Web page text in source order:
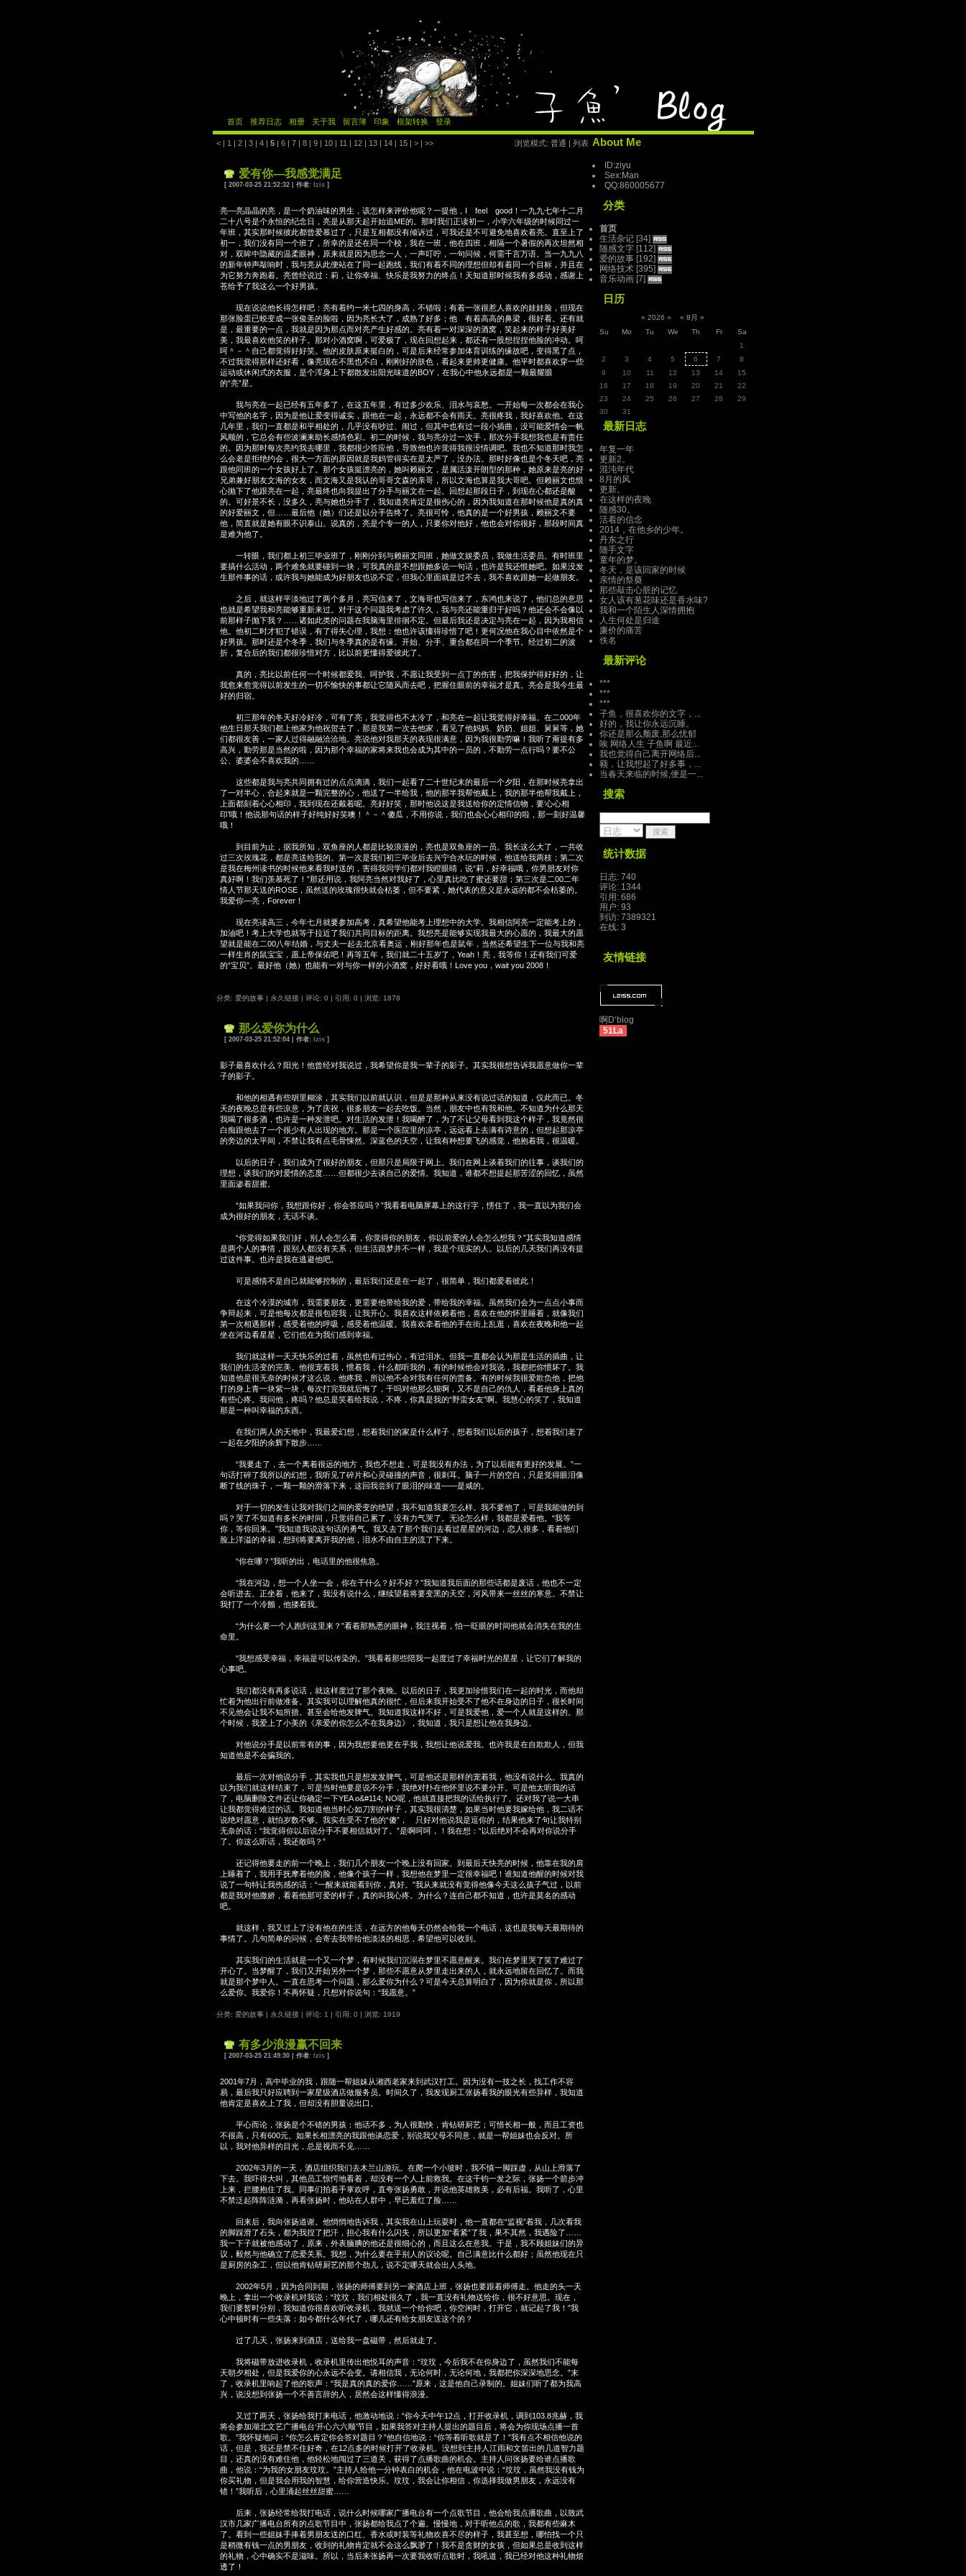
首页 推荐日志 相册 关于我 留言簿 印象 框架转换 登录
浏览模式: 普通 | 列表
< | 1 | 2 | 3 | 4 | 5| 6 | 7 | 8 | 9 | 10 | 11 | 12 | 13 | 14 | 15 | > | >>
爱有你—我感觉满足
[ 2007-03-25 21:52:32 | 作者: lzis]
亮—亮晶晶的亮，是一个奶油味的男生，该怎样来评价他呢？一提他，I feel good！一九九七年十二月
二十八号是个永恒的纪念日，亮是从那天起开始追ME的。那时我们正读初一，小学六年级的时候同过一
年班，其实那时候彼此都曾爱慕过了，只是互相都没有倾诉过，可我还是不可避免地喜欢着亮。直至上了
初一，我们没有同一个班了，所幸的是还在同一个校，我在一班，他在四班，相隔一个暑假的再次坦然相
对，双眸中隐藏的温柔眼神，原来就是因为思念一人，一声叮咛，一句问候，何需千言万语。当一九九八
的新年钟声敲响时，我与亮从此便站在了同一起跑线，我们有着不同的理想但却有着同一个目标，并且在
为它努力奔跑着。亮曾经说过：莉，让你幸福、快乐是我努力的终点！天知道那时候我有多感动，感谢上
苍给予了我这么一个好男孩。
现在说说他长得怎样吧：亮有着约一米七四的身高，不错啦；有着一张很惹人喜欢的娃娃脸，但现在
那张脸蛋已蜕变成一张俊美的脸啦，因为亮长大了，成熟了好多；他 有着高高的鼻梁，很好看。还有就
是，最重要的一点，我就是因为那点而对亮产生好感的。亮有着一对深深的酒窝，笑起来的样子好美好
美，我最喜欢他笑的样子。那对小酒窝啊，可爱极了，现在回想起来，都还有一股想捏捏他脸的冲动。呵
呵＾－＾自己都觉得好好笑。他的皮肤原来挺白的，可是后来经常参加体育训练的缘故吧，变得黑了点，
不过我觉得那样还好看，像亮现在不黑也不白，刚刚好的肤色，看起来更帅更健康。他平时都喜欢穿一些
运动或休闲式的衣服，是个浑身上下都散发出阳光味道的BOY，在我心中他永远都是一颗最耀眼
的“亮”星。
我与亮在一起已经有五年多了，在这五年里，有过多少欢乐、泪水与哀愁。一开始每一次都会在我心
中写他的名字，因为是他让爱变得诚实，跟他在一起，永远都不会有雨天。亮很疼我，我好喜欢他。在这
几年里，我们一直都是和平相处的，几乎没有吵过、闹过，但其中也有过一段小插曲，没可能爱情会一帆
风顺的，它总会有些波澜来助长感情色彩。初二的时候，我与亮分过一次手，那次分手我想我也是有责任
的。因为那时每次亮约我去哪里，我都很少答应他，导致他也许觉得我很没情调吧。我也不知道那时我怎
么会老是拒绝约会，很大一方面的原因就是我妈管得实在是太严了，没办法。那时好像也是个冬天吧，亮
跟他同班的一个女孩好上了。那个女孩挺漂亮的，她叫赖丽文，是属活泼开朗型的那种，她原来是亮的好
兄弟兼好朋友文海的女友，而文海又是我认的哥哥文森的亲哥，所以文海也算是我大哥吧。但赖丽文也恨
心抛下了他跟亮在一起，亮最终也向我提出了分手与丽文在一起。回想起那段日子，到现在心都还是酸
的。可好景不长，没多久，亮与她也分手了，我知道亮肯定是很伤心的，因为我知道在那时候他是真的真
的好爱丽文，但……最后他（她）们还是以分手告终了。亮很可怜，他真的是一个好男孩，赖丽文不要
他，简直就是她有眼不识泰山。说真的，亮是个专一的人，只要你对他好，他也会对你很好，那段时间真
是难为他了。
一转眼，我们都上初三毕业班了，刚刚分到与赖丽文同班，她做文娱委员，我做生活委员。有时班里
要搞什么活动，两个难免就要碰到一块，可我真的是不想跟她多说一句话，也许是我还恨她吧。如果没发
生那件事的话，或许我与她能成为好朋友也说不定，但我心里面就是过不去，我不喜欢跟她一起做朋友。
之后，就这样平淡地过了两个多月，亮写信来了，文海哥也写信来了，东鸿也来说了，他们总的意思
也就是希望我和亮能够重新来过。对于这个问题我考虑了许久，我与亮还能重归于好吗？他还会不会像以
前那样子抛下我？……诸如此类的问题在我脑海里徘徊不定。但最后我还是决定与亮在一起，因为我相信
他。他初二时才犯了错误，有了得失心理，我想：他也许该懂得珍惜了吧！更何况他在我心目中依然是个
好男孩。那时还是个冬季，我们与冬季真的是有缘。开始、分手、重合都在同一个季节。经过初二的波
折，复合后的我们都很珍惜对方，比以前更懂得爱彼此了。
真的，亮比以前任何一个时候都爱我、呵护我，不愿让我受到一点丁的伤害，把我保护得好好的，让
我愈来愈觉得以前发生的一切不愉快的事都让它随风而去吧，把握住眼前的幸福才是真。亮会是我今生最
好的归宿。
初三那年的冬天好冷好冷，可有了亮，我觉得也不太冷了，和亮在一起让我觉得好幸福。在二000年
他生日那天我们都上他家为他祝贺去了，那是我第一次去他家，看见了他妈妈、奶奶、姐姐、舅舅等，她
们都很友善，一家人过得融融洽洽地。亮说他对我那天的表现很满意，因为我很勤劳嘛！我听了甭提有多
高兴，勤劳那是当然的啦，因为那个幸福的家将来我也会成为其中的一员的，不勤劳一点行吗？要不公
公、婆婆会不喜欢我的……
这些都是我与亮共同拥有过的点点滴滴，我们一起看了二十世纪末的最后一个夕阳，在那时候亮拿出
了一对半心，合起来就是一颗完整的心，他送了一半给我，他的那半我帮他戴上，我的那半他帮我戴上，
上面都刻着心心相印，我到现在还戴着呢。亮好好笑，那时他说这是我送给你的定情信物，要‘心心相
印’哦！他说那句话的样子好纯好好笑噢！＾－＾傻瓜，不用你说，我们也会心心相印的啦，那一刻好温馨
哦！
到目前为止，据我所知，双鱼座的人都是比较浪漫的，亮也是双鱼座的一员。我长这么大了，一共收
过三次玫瑰花，都是亮送给我的。第一次是我们初三毕业后去兴宁合水玩的时候，他送给我两枝；第二次
是我在梅州读书的时候他来看我时送的，害得我同学们都对我瞪眼睛，说“莉，好幸福哦，你男朋友对你
真好啊！我们羡慕死了！”那还用说，我阿亮当然对我好了，心里真比吃了蜜还要甜；第三次是二00二年
情人节那天送的ROSE，虽然送的玫瑰很快就会枯萎，但不要紧，她代表的意义是永远的都不会枯萎的。
我爱你—亮，Forever！
现在亮读高三，今年七月就要参加高考，真希望他能考上理想中的大学。我相信阿亮一定能考上的，
加油吧！考上大学也就等于拉近了我们共同目标的距离。我想亮是能够实现我最大的心愿的，我最大的愿
望就是能在二00八年结婚，与丈夫一起去北京看奥运，刚好那年也是鼠年，当然还希望生下一位与我和亮
一样生肖的鼠宝宝，愿上帝保佑吧！再等五年，我们就二十五岁了，Yeah！亮，我等你！还有我们可爱
的“宝贝”。最好他（她）也能有一对与你一样的小酒窝，好好看哦！Love you，wait you 2008！
分类: 爱的故事| 永久链接| 评论: 0| 引用: 0| 浏览: 1878
那么爱你为什么
[ 2007-03-25 21:52:04 | 作者: lzis]
影子最喜欢什么？阳光！他曾经对我说过，我希望你是我一辈子的影子。其实我很想告诉我愿意做你一辈
子的影子。
和他的相遇有些胡里糊涂，其实我们以前就认识，但是是那种从来没有说过话的知道，仅此而已。冬
天的夜晚总是有些凉意，为了庆祝，很多朋友一起去吃饭。当然，朋友中也有我和他。不知道为什么那天
我喝了很多酒，也许是一种发泄吧。对生活的发泄！我喝醉了，为了不让父母看到我这个样子，我竟然很
白痴跟他去了一个很少有人出现的地方。那是一个医院里的凉亭，远远看上去满有诗意的，但想起那凉亭
的旁边的太平间，不禁让我有点毛骨悚然。深蓝色的天空，让我有种想要飞的感觉，他抱着我，很温暖。
以后的日子，我们成为了很好的朋友，但那只是局限于网上。我们在网上谈着我们的往事，谈我们的
理想，谈我们的对爱情的态度……但都很少去谈自己的爱情。我知道，谁都不想提起那苦涩的回忆，虽然
里面渗着甜蜜。
“如果我问你，我想跟你好，你会答应吗？”我看着电脑屏幕上的这行字，愣住了，我一直以为我们会
成为很好的朋友，无话不谈。
“你觉得如果我们好，别人会怎么看，你觉得你的朋友，你以前爱的人会怎么想我？”其实我知道感情
是两个人的事情，跟别人都没有关系，但生活跟梦并不一样，我是个现实的人。以后的几天我们再没有提
过这件事。也许是我在逃避他吧。
可是感情不是自己就能够控制的，最后我们还是在一起了，很简单，我们都爱着彼此！
在这个冷漠的城市，我需要朋友，更需要他带给我的爱，带给我的幸福。虽然我们会为一点点小事而
争辩起来，可是他每次都是很包容我，让我开心。我喜欢这样依赖着他，喜欢在他的怀里睡着，就像我们
第一次相遇那样，感受着他的呼吸，感受着他温暖。我喜欢牵着他的手在街上乱逛，喜欢在夜晚和他一起
坐在河边看星星，它们也在为我们感到幸福。
我们就这样一天天快乐的过着，虽然也有过伤心，有过泪水。但我一直都会认为那是生活的插曲，让
我们的生活变的完美。他很宠着我，惯着我，什么都听我的，有的时候他会对我说，我都把你惯坏了。我
知道他是很无奈的时候才这么说，他疼我，所以他不会对我有任何的责备。有的时候我很爱欺负他，把他
打的身上青一块紫一块，每次打完我就后悔了，干吗对他那么狠啊，又不是自己的仇人，看着他身上真的
有些心疼。我问他，疼吗？他总是笑着给我说，不疼，你真是我的“野蛮女友”啊。我慧心的笑了，我知道
那是一种叫幸福的东西。
在我们两人的天地中，我最爱幻想，想着我们的家是什么样子，想着我们以后的孩子，想着我们老了
一起在夕阳的余辉下散步……
“我要走了，去一个离着很远的地方，我也不想走，可是我没有办法，为了以后能有更好的发展。”一
句话打碎了我所以的幻想，我听见了碎片和心灵碰撞的声音，很刺耳。脑子一片的空白，只是觉得眼泪像
断了线的珠子，一颗一颗的滑落下来，这回我尝到了眼泪的味道——是咸的。
对于一切的发生让我对我们之间的爱变的绝望，我不知道我要怎么样。我不要他了，可是我能做的到
吗？哭了不知道有多长的时间，只觉得自己累了，没有力气哭了。无论怎么样，我都是爱着他。“我等
你，等你回来。”我知道我说这句话的勇气。我又去了那个我们去看过星星的河边，恋人很多，看着他们
脸上洋溢的幸福，想到将要离开我的他，泪水不由自主的流了下来。
“你在哪？”我听的出，电话里的他很焦急。
“我在河边，想一个人坐一会，你在干什么？好不好？”我知道我后面的那些话都是废话，他也不一定
会听进去。正坐着，他来了，我没有说什么，继续望着将要变黑的天空，河风带来一丝丝的寒意。不禁让
我打了一个冷颤，他搂着我。
“为什么要一个人跑到这里来？”看着那熟悉的眼神，我注视着，怕一眨眼的时间他就会消失在我的生
命里。
“我想感受幸福，幸福是可以传染的。”我看着那些陪我一起度过了幸福时光的星星，让它们了解我的
心事吧。
我们都没有再多说话，就这样度过了那个夜晚。以后的日子，我更加珍惜我们在一起的时光，而他却
忙着为他出行前做准备。其实我可以理解他真的很忙，但后来我开始受不了他不在身边的日子，很长时间
不见他会让我不知所措。甚至会给他发脾气。我知道我这样不好，可是我爱他，爱一个人就是这样的。那
个时候，我爱上了小美的《亲爱的你怎么不在我身边》，我知道，我只是想让他在我身边。
对他说分手是以前常有的事，因为我想要他更在乎我，我想让他说爱我。也许我是在自欺欺人，但我
知道他是不会骗我的。
最后一次对他说分手，其实我也只是想发发脾气，可是他还是那样的宠着我，他没有说什么。我真的
以为我们就这样结束了，可是当时他要是说不分手，我绝对扑在他怀里说不要分开。可是他太听我的话
了，电脑删除文件还让你确定一下YEA o&#114; NO呢，他就直接把我的话给执行了。还对我了说一大串
让我都觉得难过的话。我知道他当时心如刀割的样子，其实我很清楚，如果当时他要我嫁给他，我二话不
说绝对愿意，就怕岁数不够。我实在受不了他的“傻”， 只好对他说我是逗你的，结果他来了句让我特别
无奈的话：“我觉得你以后说分手不要相信就对了。”是啊呵呵，！我在想：“以后绝对不会再对你说分手
了。你这么听话，我还敢吗？”
还记得他要走的前一个晚上，我们几个朋友一个晚上没有回家。到最后天快亮的时候，他靠在我的肩
上睡着了，我用手抚摩着他的脸，他像个孩子一样，我想他在梦里一定很幸福吧！谁知道他醒的时候对我
说了一句特让我伤感的话：“一醒来就能看到你，真好。”我从来就没有觉得他像今天这么孩子气过，以前
都是我对他撒娇，看着他那可爱的样子，真的叫我心疼。为什么？连自己都不知道，也许是莫名的感动
吧。
就这样，我又过上了没有他在的生活，在远方的他每天仍然会给我一个电话，这也是我每天最期待的
事情了。几句简单的问候，会寄去我带给他淡淡的相思，希望他可以收到。
其实我们的生活就是一个又一个梦，有时候我们沉溺在梦里不愿意醒来。我们在梦里哭了笑了难过了
开心了。当梦醒了，我们又开始另外一个梦，那些不愿意从梦里走出来的人，就永远地留在回忆了。而我
就是那个梦中人。一直在思考一个问题，那么爱你为什么？可是今天总算明白了，因为你就是你，所以那
么爱你。我爱你！不再怀疑，只想对你说句：“我愿意。”
分类: 爱的故事| 永久链接| 评论: 1 | 引用: 0| 浏览: 1919
有多少浪漫赢不回来
[ 2007-03-25 21:49:30 | 作者: lzis]
2001年7月，高中毕业的我，跟随一帮姐妹从湘西老家来到武汉打工。因为没有一技之长，找工作不容
易，最后我只好应聘到一家星级酒店做服务员。时间久了，我发现厨工张扬看我的眼光有些异样，我知道
他肯定是喜欢上了我，但却没有胆量说出口。
平心而论，张扬是个不错的男孩：他话不多，为人很勤快，肯钻研厨艺；可惜长相一般，而且工资也
不很高，只有600元。如果长相漂亮的我跟他谈恋爱，别说我父母不同意，就是一帮姐妹也会反对。所
以，我对他异样的目光，总是视而不见……
2002年3月的一天，酒店组织我们去木兰山游玩。在爬一个小坡时，我不慎一脚踩虚，从山上滑落了
下去。我吓得大叫，其他员工惊愕地看着，却没有一个人上前救我。在这千钧一发之际，张扬一个箭步冲
上来，拦腰抱住了我。同事们拍着手掌欢呼，直夸张扬勇敢，并说他英雄救美，必有后福。我听了，心里
不禁泛起阵阵涟漪，再看张扬时，他站在人群中，早已羞红了脸……
回来后，我向张扬道谢。他悄悄地告诉我，其实我在山上玩耍时，他一直都在“监视”着我，几次看我
的脚踩滑了石头，都为我捏了把汗，担心我有什么闪失，所以更加“看紧”了我，果不其然，我遇险了……
我一下子就被他感动了，原来，外表腼腆的他还是很细心的，而且这么在意我。于是，我不顾姐妹们的异
议，毅然与他确立了恋爱关系。我想，为什么要在乎别人的议论呢。自己满意比什么都好；虽然他现在只
是厨房的杂工，但以他肯钻研厨艺的那个劲儿，说不定哪天就会出人头地。
2002年5月，因为合同到期，张扬的师傅要到另一家酒店上班，张扬也要跟着师傅走。他走的头一天
晚上，拿出一个收录机对我说：“玟玟，我们相处很久了，我一直没有礼物送给你，很不好意思。现在，
我们要暂时分别，我知道你很喜欢听收录机，我就送一个给你吧，你空闲时，打开它，就记起了我！”我
心中顿时有一些失落：如今都什么年代了，哪儿还有给女朋友送这个的？
过了几天，张扬来到酒店，送给我一盘磁带，然后就走了。
我将磁带放进收录机，收录机里传出他悦耳的声音：“玟玟，今后我不在你身边了，虽然我们不能每
天朝夕相处，但是我爱你的心永远不会变。请相信我，无论何时，无论何地，我都把你深深地思念。”末
了，收录机里响起了他的歌声：“我是真的真的爱你……”原来，这是他自己录制的。姐妹们听了都为我高
兴，说没想到张扬一个不善言辞的人，居然会这样懂得浪漫。
又过了两天，张扬给我打来电话，他激动地说：“你今天中午12点，打开收录机，调到103.8兆赫，我
将会参加湖北文艺广播电台‘开心六六顺’节目，如果我答对主持人提出的题目后，将会为你现场点播一首
歌。”我怀疑地问：“你怎么肯定你会答对题目？”他自信地说：“你等着听歌就是了！”我有点不相信他说的
话，但是，我还是禁不住好奇，在12点多的时候打开了收录机。没想到主持人江雨和文笛出的几道智力题
目，还真的没有难住他，他轻松地闯过了三道关，获得了点播歌曲的机会。主持人问张扬要给谁点播歌
曲，他说：“为我的女朋友玟玟。”主持人给他一分钟表白的机会，他在电波中说：“玟玟，虽然我没有钱为
你买礼物，但是我会用我的智慧，给你营造快乐。玟玟，我会让你相信，你选择我做男朋友，永远没有
错！”我听后，心里涌起丝丝甜蜜……
后来，张扬经常给我打电话，说什么时候哪家广播电台有一个点歌节目，他会给我点播歌曲，以致武
汉市几家广播电台所有的点歌节目中，张扬都给我点了个遍。慢慢地，对于听他点的歌，我都有些麻木
了。看到一些姐妹手捧着男朋友送的口红、香水或时装等礼物欢喜不尽的样子，我甚至想，哪怕找一个只
是稍微有钱一点的男朋友，收到的礼物肯定就不会这么飘渺了！我不是贪财的女孩，但如果总是收到这样
的礼物，心中确实不是滋味。所以，当后来张扬再一次要我收听点歌时，我吼道，我已经对他这种礼物烦
透了！
About Me
ID:ziyu
Sex:Man
QQ:860005677
分类
首页
生活杂记[34]
随感文字[112]
爱的故事[192]
网络技术[395]
音乐动画[7]
日历
« 2026 » « 8月 »
Su
Mo Tu We Th Fr
Sa
1
2
3 4 5 6 7
8
9
10 11 12 13 14
15
16
17 18 19 20 21
22
23
24 25 26 27 28
29
30
31
最新日志
年复一年
更新2。
混沌年代
8月的风
更新。
在这样的夜晚
随感30。
活着的信念
2014，在他乡的少年。
丹东之行
随手文字
童年的梦。
冬天，是该回家的时候
亲情的祭奠
那些敲击心脏的记忆­
女人该有葱花味还是香水味?
我和一个陌生人深情拥抱
人生何处是归途
廉价的痛苦
佚名
最新评论
***
***
***
子鱼，很喜欢你的文字，...
好的，我让你永远沉睡。
你还是那么颓废,那么忧郁
唉 网络人生 子鱼啊 最近...
我也觉得自己离开网络后...
额，让我想起了好多事，...
当春天来临的时候,便是一...
搜索
统计数据
日志: 740
评论: 1344
引用: 686
用户: 93
到访: 7389321
在线: 3
友情链接
啊D’blog
51La